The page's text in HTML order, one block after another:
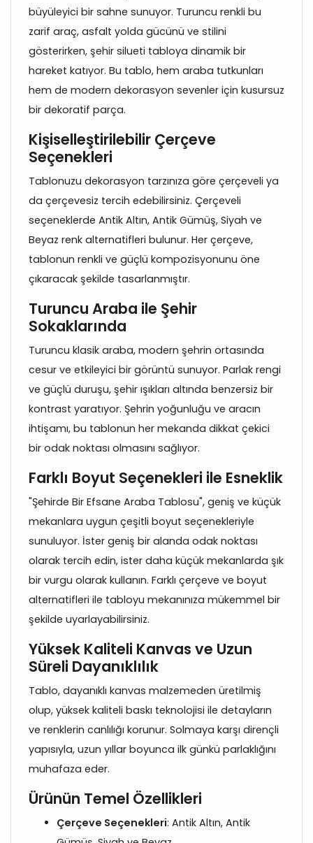
büyüleyici bir sahne sunuyor. Turuncu renkli bu
zarif araç, asfalt yolda gücünü ve stilini
gösterirken, şehir silueti tabloya dinamik bir
hareket katıyor. Bu tablo, hem araba tutkunları
hem de modern dekorasyon sevenler için kusursuz
bir dekoratif parça.
Kişiselleştirilebilir Çerçeve
Seçenekleri
Tablonuzu dekorasyon tarzınıza göre çerçeveli ya
da çerçevesiz tercih edebilirsiniz. Çerçeveli
seçeneklerde Antik Altın, Antik Gümüş, Siyah ve
Beyaz renk alternatifleri bulunur. Her çerçeve,
tablonun renkli ve güçlü kompozisyonunu öne
çıkaracak şekilde tasarlanmıştır.
Turuncu Araba ile Şehir
Sokaklarında
Turuncu klasik araba, modern şehrin ortasında
cesur ve etkileyici bir görüntü sunuyor. Parlak rengi
ve güçlü duruşu, şehir ışıkları altında benzersiz bir
kontrast yaratıyor. Şehrin yoğunluğu ve aracın
ihtişamı, bu tablonun her mekanda dikkat çekici
bir odak noktası olmasını sağlıyor.
Farklı Boyut Seçenekleri ile Esneklik
"Şehirde Bir Efsane Araba Tablosu", geniş ve küçük
mekanlara uygun çeşitli boyut seçenekleriyle
sunuluyor. İster geniş bir alanda odak noktası
olarak tercih edin, ister daha küçük mekanlarda şık
bir vurgu olarak kullanın. Farklı çerçeve ve boyut
alternatifleri ile tabloyu mekanınıza mükemmel bir
şekilde uyarlayabilirsiniz.
Yüksek Kaliteli Kanvas ve Uzun
Süreli Dayanıklılık
Tablo, dayanıklı kanvas malzemeden üretilmiş
olup, yüksek kaliteli baskı teknolojisi ile detayların
ve renklerin canlılığı korunur. Solmaya karşı dirençli
yapısıyla, uzun yıllar boyunca ilk günkü parlaklığını
muhafaza eder.
Ürünün Temel Özellikleri
Çerçeve Seçenekleri: Antik Altın, Antik